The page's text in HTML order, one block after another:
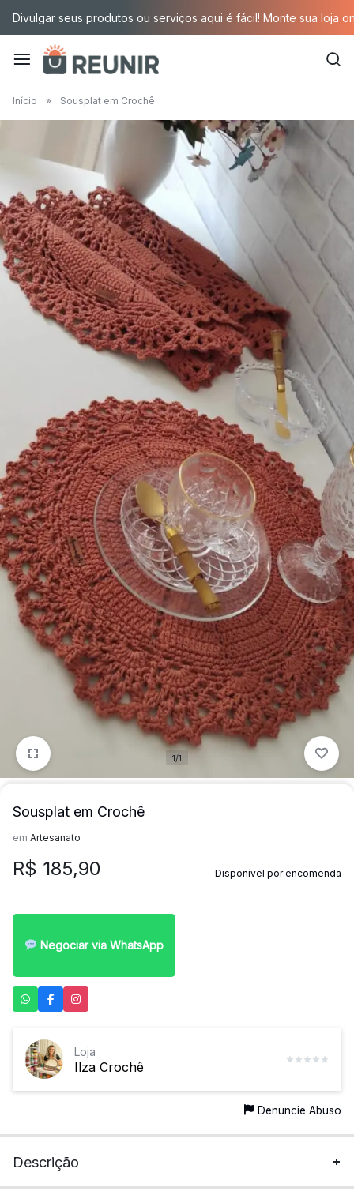
conteúdo
Divulgar seus produtos ou serviços aqui é fácil! Monte sua loja
a
tecnologia
oportunizando
trabalho
decente
para
quem
precisa!
Início » Sousplat em Crochê
1/1
Sousplat em Crochê
em Artesanato
R$ 185,90 Disponível por encomenda
Negociar via WhatsApp
Ilza Crochê
Loja
Denuncie Abuso
Descrição